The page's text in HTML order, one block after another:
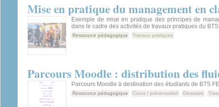
Mise en pratique du management en
Exemple de mise en pratique des principes de
dans le cadre des activités de travaux pratiques du
Ressource pédagogique Travaux pratiques
Parcours Moodle : distribution des
Parcours Moodle à destination des étudiants de BTS
Ressource pédagogique Cours / présentation Glossaire